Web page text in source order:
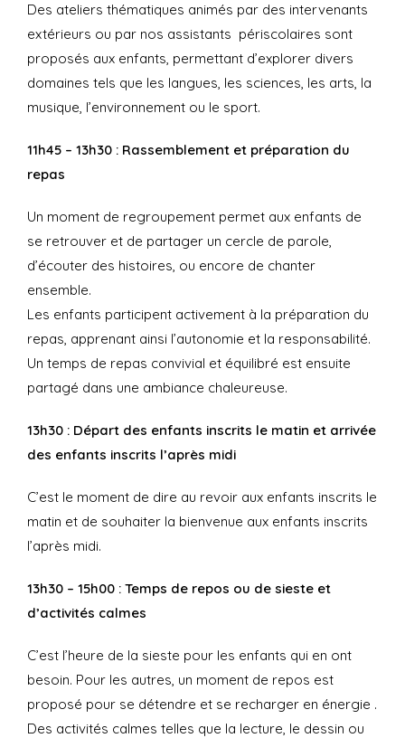
Des ateliers thématiques animés par des intervenants
extérieurs ou par nos assistants périscolaires sont
proposés aux enfants, permettant d’explorer divers
domaines tels que les langues, les sciences, les arts, la
musique, l’environnement ou le sport.
11h45 – 13h30 : Rassemblement et préparation du
repas
Un moment de regroupement permet aux enfants de
se retrouver et de partager un cercle de parole,
d’écouter des histoires, ou encore de chanter
ensemble.
Les enfants participent activement à la préparation du
repas, apprenant ainsi l’autonomie et la responsabilité.
Un temps de repas convivial et équilibré est ensuite
partagé dans une ambiance chaleureuse.
13h30 : Départ des enfants inscrits le matin et arrivée
des enfants inscrits l’après midi
C’est le moment de dire au revoir aux enfants inscrits le
matin et de souhaiter la bienvenue aux enfants inscrits
l’après midi.
13h30 – 15h00 : Temps de repos ou de sieste et
d’activités calmes
C’est l’heure de la sieste pour les enfants qui en ont
besoin. Pour les autres, un moment de repos est
proposé pour se détendre et se recharger en énergie .
Des activités calmes telles que la lecture, le dessin ou